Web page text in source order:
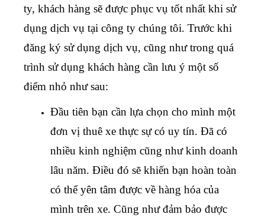
ty, khách hàng sẽ được phục vụ tốt nhất khi sử
dụng dịch vụ tại công ty chúng tôi. Trước khi
đăng ký sử dụng dịch vụ, cũng như trong quá
trình sử dụng khách hàng cần lưu ý một số
điểm nhỏ như sau:
Đầu tiên bạn cần lựa chọn cho mình một
đơn vị thuê xe thực sự có uy tín. Đã có
nhiều kinh nghiệm cũng như kinh doanh
lâu năm. Điều đó sẽ khiến bạn hoàn toàn
có thể yên tâm được về hàng hóa của
mình trên xe. Cũng như đảm bảo được